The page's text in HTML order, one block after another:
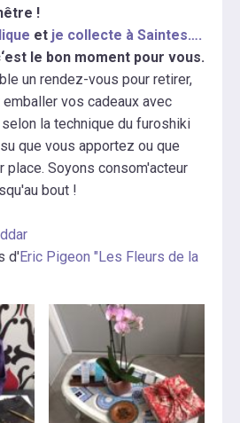
!
et je collecte à Saintes….
le bon moment pour vous.
un rendez-vous pour retirer,
vos cadeaux avec
selon la technique du furoshiki
que vous apportez ou que
Soyons consom'acteur
bout !
d'Eric Pigeon "Les Fleurs de la